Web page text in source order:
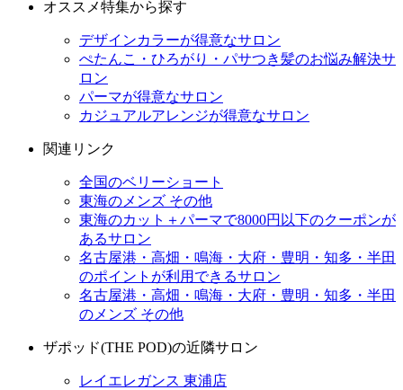
オススメ特集から探す
デザインカラーが得意なサロン
ぺたんこ・ひろがり・パサつき髪のお悩み解決サ
ロン
パーマが得意なサロン
カジュアルアレンジが得意なサロン
関連リンク
全国のベリーショート
東海のメンズ その他
東海のカット＋パーマで8000円以下のクーポンが
あるサロン
名古屋港・高畑・鳴海・大府・豊明・知多・半田
のポイントが利用できるサロン
名古屋港・高畑・鳴海・大府・豊明・知多・半田
のメンズ その他
ザポッド(THE POD)の近隣サロン
レイエレガンス 東浦店